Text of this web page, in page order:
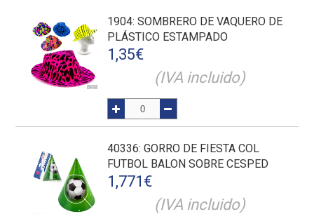
1904: SOMBRERO DE VAQUERO DE
PLÁSTICO ESTAMPADO
1,35€
(IVA incluido)
40336: GORRO DE FIESTA COL
FUTBOL BALON SOBRE CESPED
1,771 €
(IVA incluido)